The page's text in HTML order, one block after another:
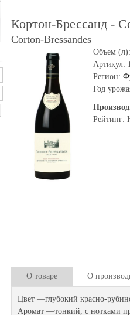
Кортон-Брессанд -
Corton-Bressandes
Объем
Артикул:
Регион:
Год
Рейтинг:
О товаре О
Цвет —глубокий красно-
Аромат —тонкий, с нотками